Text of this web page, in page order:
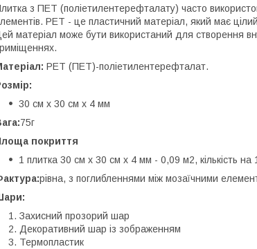
з ПЕТ (поліетилентерефталату) часто
PET - це пластичний матеріал, який має цілий
матеріал може бути використаний для створення
PET (ПЕТ)-поліетилентерефталат.
30 см х 30 см х 4 мм
75г
покриття
1 плитка 30 см х 30 см х 4 мм - 0,09 м2, кількість
рівна, з поглибленнями між мозаїчними
Захисний прозорий шар
Декоративний шар із зображенням
Термопластик